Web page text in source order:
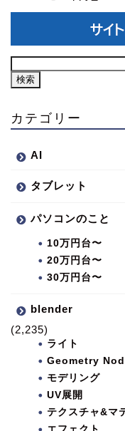
カテゴリー
AI
タブレット
パソコンのこと
10万円台〜
20万円台〜
30万円台〜
blender
(2,235)
ライト
Geometry
モデリング
UV展開
テクスチャ&マ